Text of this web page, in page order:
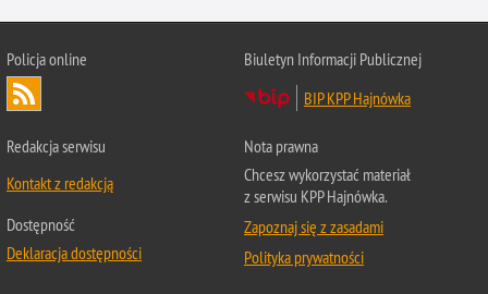
Policja online
Biuletyn Informacji Publicznej
BIP KPP Hajnówka
Redakcja serwisu
Kontakt z redakcją
Dostępność
Deklaracja dostępności
Nota prawna
Chcesz wykorzystać materiał
z serwisu KPP Hajnówka.
Zapoznaj się z zasadami
Polityka prywatności